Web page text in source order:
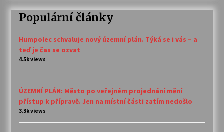
Populární články
Humpolec schvaluje nový územní plán. Týká se i vás – a
teď je čas se ozvat
4.5k views
ÚZEMNÍ PLÁN: Město po veřejném projednání mění
přístup k přípravě. Jen na místní části zatím nedošlo
3.3k views